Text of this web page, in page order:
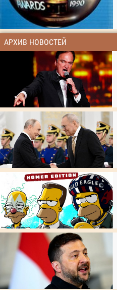
АРХИВ НОВОСТЕЙ